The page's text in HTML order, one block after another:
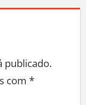
publicado.
com *